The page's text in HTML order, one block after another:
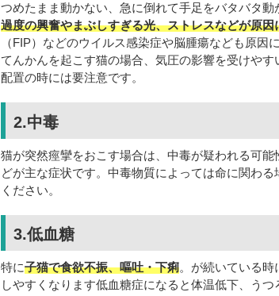
つめたまま動かない、急に倒れて手足をバタバタ動
過度の興奮やまぶしすぎる光、ストレスなどが原
（FIP）などのウイルス感染症や脳腫瘍なども原因
てんかんを起こす猫の場合、気圧の影響を受けや
配置の時には要注意です。
2.中毒
猫が突然痙攣をおこす場合は、中毒が疑われる可
どが主な症状です。中毒物質によっては命に関わ
ください。
3.低血糖
特に子猫で食欲不振、嘔吐・下痢。が続いている時
しやすくなります低血糖症になると体温低下、う